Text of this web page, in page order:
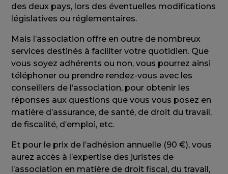
des deux pays, lors des éventuelles modifications
législatives ou réglementaires.
Mais l’association offre en outre de nombreux
services destinés à faciliter votre quotidien. Que
vous soyez adhérents ou non, vous pourrez ainsi
téléphoner ou prendre rendez-vous avec les
conseillers de l’association, pour obtenir les
réponses aux questions que vous vous posez en
matière d’assurance, de santé, de droit du travail,
de fiscalité, d’emploi, etc.
Et pour le prix de l’adhésion annuelle (90 €), vous
aurez accès à l’expertise des juristes de
l’association en matière de droit fiscal, du travail,